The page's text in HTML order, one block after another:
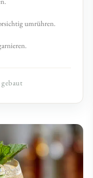
umrühren.
gebaut